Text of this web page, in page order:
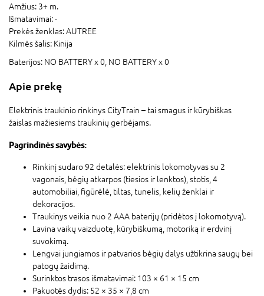
Amžius: 3+ m.
Išmatavimai:-
Prekės ženklas:AUTREE
Kilmės šalis: Kinija
Baterijos: NO BATTERY x 0, NO BATTERY x 0
Apie prekę
Elektrinis traukinio rinkinys CityTrain – tai smagus ir kūrybiškas
žaislas mažiesiems traukinių gerbėjams.
Pagrindinės savybės:
Rinkinį sudaro 92 detalės: elektrinis lokomotyvas su 2
vagonais, bėgių atkarpos (tiesios ir lenktos), stotis, 4
automobiliai, figūrėlė, tiltas, tunelis, kelių ženklai ir
dekoracijos.
Traukinys veikia nuo 2 AAA baterijų (pridėtos į lokomotyvą).
Lavina vaikų vaizduotę, kūrybiškumą, motoriką ir erdvinį
suvokimą.
Lengvai jungiamos ir patvarios bėgių dalys užtikrina saugų bei
patogų žaidimą.
Surinktos trasos išmatavimai: 103 × 61 × 15 cm
Pakuotės dydis: 52 × 35 × 7,8 cm